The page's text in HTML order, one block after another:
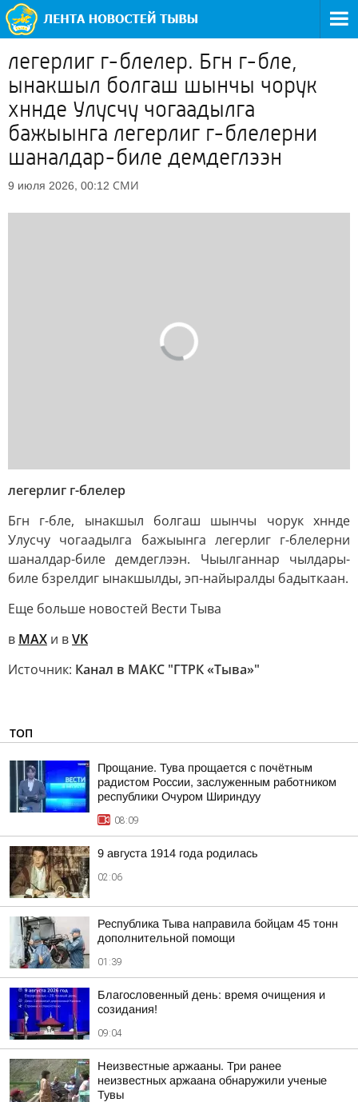
легерлиг г-блелер. Бгн г-бле,
ынакшыл болгаш шынчы чорук
хннде Улусчу чогаадылга
бажыынга легерлиг г-блелерни
шаналдар-биле демдеглээн
9 июля 2026, 00:12 СМИ
легерлиг г-блелер
Бгн г-бле, ынакшыл болгаш шынчы чорук хннде
Улусчу чогаадылга бажыынга легерлиг г-блелерни
шаналдар-биле демдеглээн. Чыылганнар чылдары-
биле бзрелдиг ынакшылды, эп-найыралды бадыткаан.
Еще больше новостей Вести Тыва
в MAX и вVK
Источник: Канал в МАКС "ГТРК «Тыва»"
ТОП
Прощание. Тува прощается с почётным
радистом России, заслуженным работником
республики Очуром Шириндуу
08:09
9 августа 1914 года родилась
02:06
Республика Тыва направила бойцам 45 тонн
дополнительной помощи
01:39
Благословенный день: время очищения и
созидания!
09:04
Неизвестные аржааны. Три ранее
неизвестных аржаана обнаружили ученые
Тувы